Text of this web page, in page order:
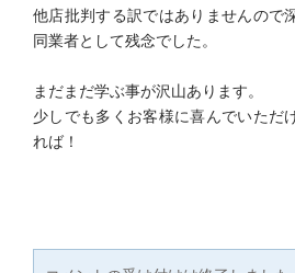
他店批判する訳ではありませんので
同業者として残念でした。
まだまだ学ぶ事が沢山あります。
少しでも多くお客様に喜んでいただ
れば！